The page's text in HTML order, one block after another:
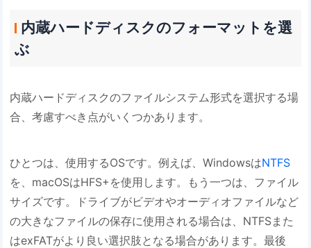
内蔵ハードディスクのフォーマットを選
ぶ
内蔵ハードディスクのファイルシステム形式を選択する場
合、考慮すべき点がいくつかあります。
ひとつは、使用するOSです。例えば、WindowsはNTFS
を、macOSはHFS+を使用します。もう一つは、ファイル
サイズです。ドライブがビデオやオーディオファイルなど
の大きなファイルの保存に使用される場合は、NTFSまた
はexFATがより良い選択肢となる場合があります。最後